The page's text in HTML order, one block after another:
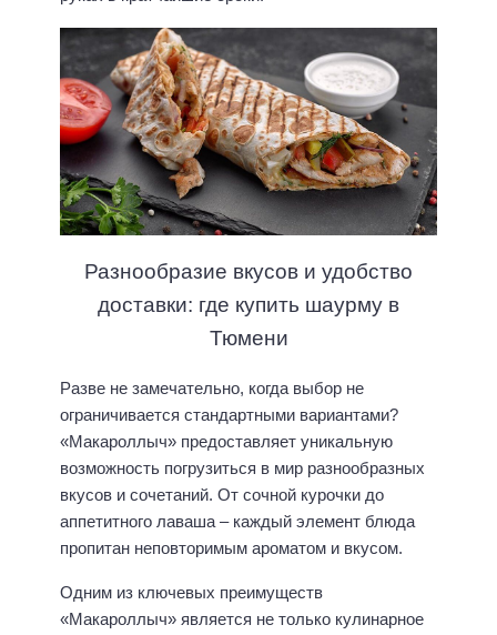
Разнообразие вкусов и удобство
доставки: где купить шаурму в
Тюмени
Разве не замечательно, когда выбор не
ограничивается стандартными вариантами?
«Макароллыч» предоставляет уникальную
возможность погрузиться в мир разнообразных
вкусов и сочетаний. От сочной курочки до
аппетитного лаваша – каждый элемент блюда
пропитан неповторимым ароматом и вкусом.
Одним из ключевых преимуществ
«Макароллыч» является не только кулинарное